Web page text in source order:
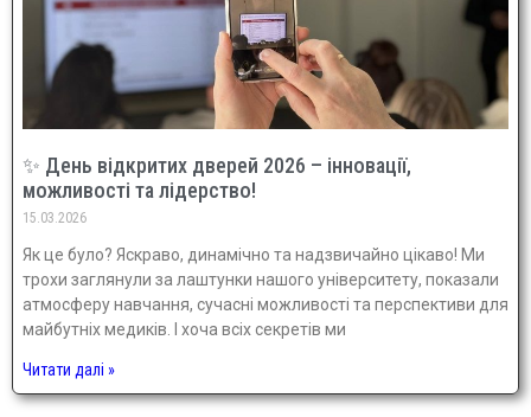
✨ День відкритих дверей 2026 – інновації,
можливості та лідерство!
15.03.2026
Як це було? Яскраво, динамічно та надзвичайно цікаво! Ми
трохи заглянули за лаштунки нашого університету, показали
атмосферу навчання, сучасні можливості та перспективи для
майбутніх медиків. І хоча всіх секретів ми
Читати далі »